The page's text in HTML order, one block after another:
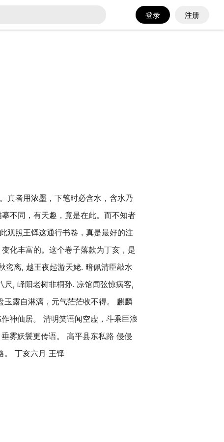
注册
登录
者用浓墨，下笔时必含水，含水乃
不同，有天趣，竟是在此。而不知者
照王铎这通行书卷，真是最好的注
化丰富的。这个卷子落款为丁亥，是
离, 越王夜起游天姥. 暗佩清臣敲水
, 峄阳老树非桐孙. 凉馆闻弦惊病客,
露自淋漓，元气茫茫收不得。 麒麟
神仙居。 清明笑语闻空虚，斗乘巨浪
雾妖鬟更传语。 高平县东私路 侵侵
。 丁亥六月 王铎